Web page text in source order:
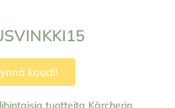
koodi!
tuotteita Kärcherin